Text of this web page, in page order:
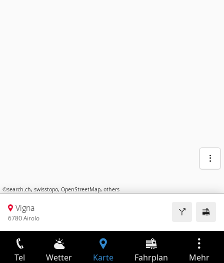
©search.ch, swisstopo, OpenStreetMap, others
Vigna
6780 Airolo
Tel Wetter Karte Fahrplan Mehr